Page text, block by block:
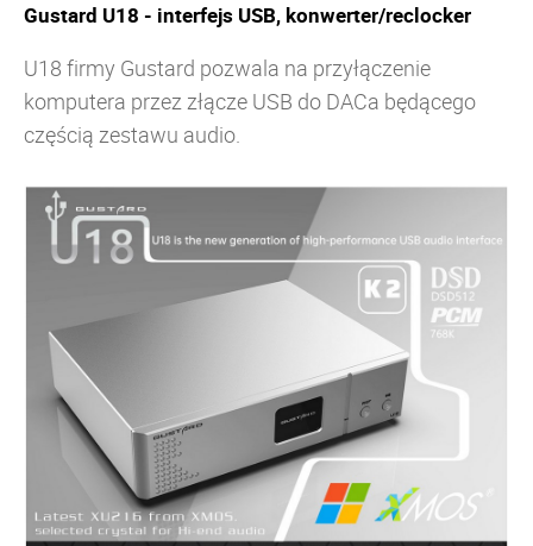
Gustard U18 - interfejs USB, konwerter/reclocker
U18 firmy Gustard pozwala na przyłączenie
komputera przez złącze USB do DACa będącego
częścią zestawu audio.